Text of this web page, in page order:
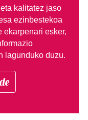
kalitatez jaso
ezinbestekoa
ekarpenari esker,
lagunduko duzu.